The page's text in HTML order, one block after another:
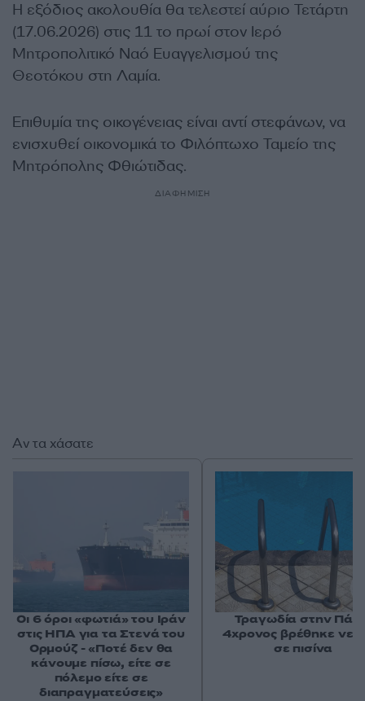
Η εξόδιος ακολουθία θα τελεστεί αύριο Τετάρτη
(17.06.2026) στις 11 το πρωί στον Ιερό
Μητροπολιτικό Ναό Ευαγγελισμού της
Θεοτόκου στη Λαμία.
Επιθυμία της οικογένειας είναι αντί στεφάνων, να
ενισχυθεί οικονομικά το Φιλόπτωχο Ταμείο της
Μητρόπολης Φθιώτιδας.
ΔΙΑΦΗΜΙΣΗ
Αν τα χάσατε
Οι 6 όροι «φωτιά» του Ιράν
στις ΗΠΑ για τα Στενά του
Ορμούζ - «Ποτέ δεν θα
κάνουμε πίσω, είτε σε
πόλεμο είτε σε
διαπραγματεύσεις»
Τραγωδία στην
4χρονος βρέθηκε
σε πισίνα